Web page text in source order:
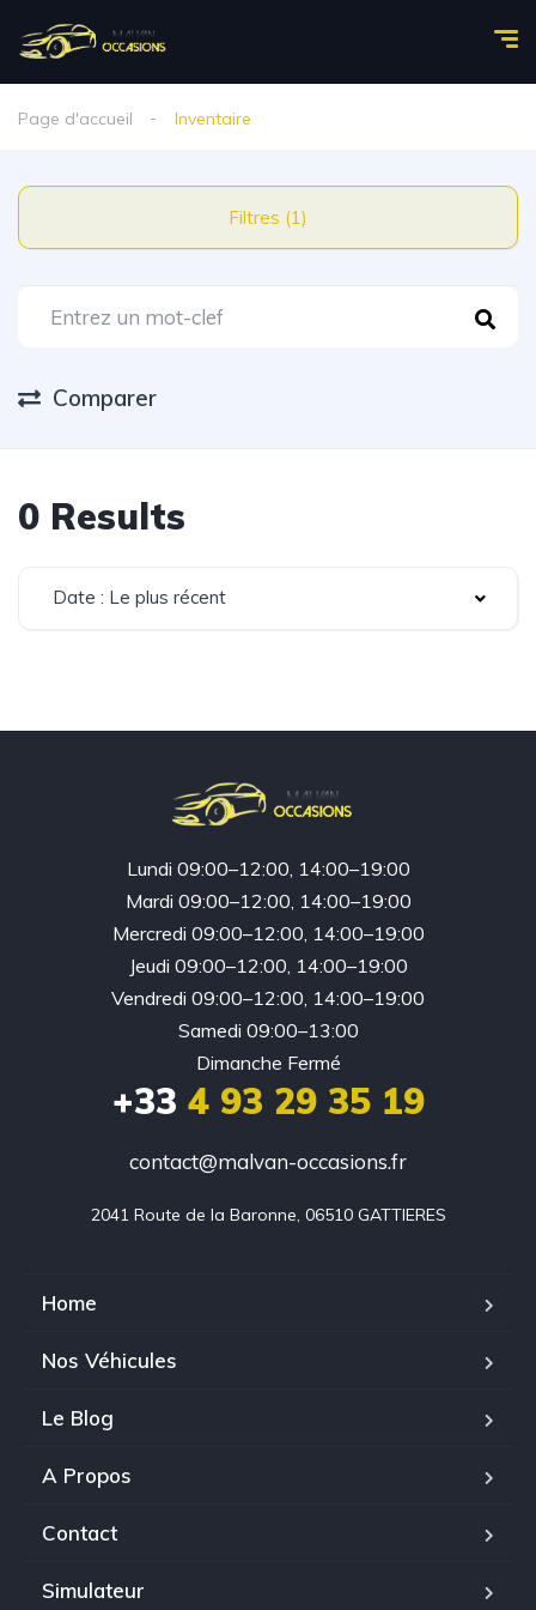
Page d'accueil Inventaire
Filtres (1)
Comparer
0 Results
Date : Le plus récent
Lundi 09:00–12:00, 14:00–19:00
Mardi 09:00–12:00, 14:00–19:00
Mercredi 09:00–12:00, 14:00–19:00
Jeudi 09:00–12:00, 14:00–19:00
Vendredi 09:00–12:00, 14:00–19:00
Samedi 09:00–13:00
Dimanche Fermé
+33 4 93 29 35 19
contact@malvan-occasions.fr
2041 Route de la Baronne, 06510 GATTIERES
Home
Nos Véhicules
Le Blog
A Propos
Contact
Simulateur